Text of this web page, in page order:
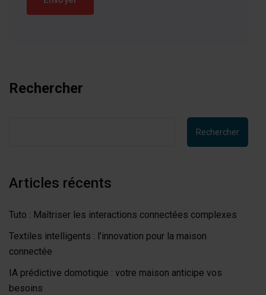
Rechercher
Rechercher
Articles récents
Tuto : Maîtriser les interactions connectées complexes
Textiles intelligents : l’innovation pour la maison
connectée
IA prédictive domotique : votre maison anticipe vos
besoins